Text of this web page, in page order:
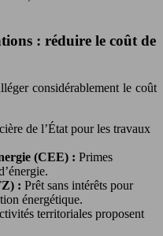
: réduire le coût de
considérablement le coût
de l’État pour les travaux
(CEE) : Primes
: Prêt sans intérêts pour
énergétique.
territoriales proposent